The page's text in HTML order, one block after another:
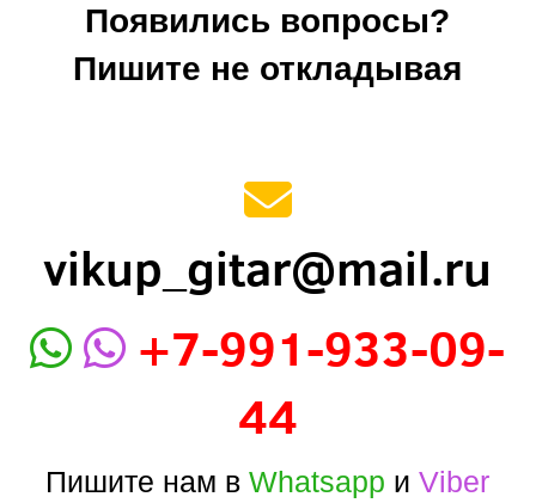
Появились вопросы?
Пишите не откладывая
vikup_gitar@mail.ru
+7-991-933-09-
44
Пишите нам вWhatsapp иViber